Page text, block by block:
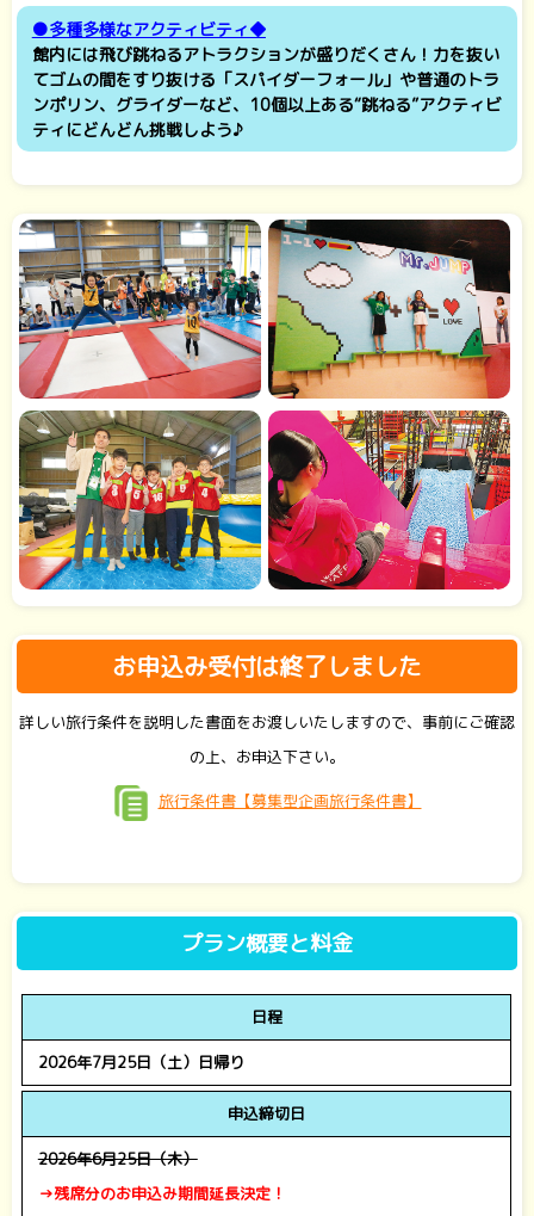
●多種多様なアクティビティ◆
館内には飛び跳ねるアトラクションが盛りだくさん！力を抜い
てゴムの間をすり抜ける「スパイダーフォール」や普通のトラ
ンポリン、グライダーなど、10個以上ある“跳ねる”アクティビ
ティにどんどん挑戦しよう♪
お申込み受付は終了しました
詳しい旅行条件を説明した書面をお渡しいたしますので、事前にご確認
の上、お申込下さい。
旅行条件書【募集型企画旅行条件書】
プラン概要と料金
日程
2026年7月25日（土）日帰り
申込締切日
2026年6月25日（木）
→残席分のお申込み期間延長決定！